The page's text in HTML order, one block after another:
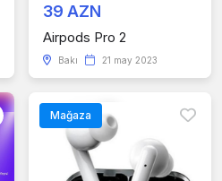
39 AZN
Airpods Pro 2
Bakı 21 may 2023
Mağaza